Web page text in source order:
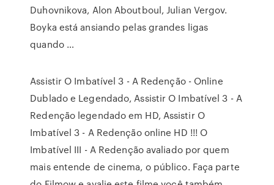
Duhovnikova, Alon Aboutboul, Julian Vergov.
Boyka está ansiando pelas grandes ligas
quando …
Assistir O Imbatível 3 - A Redenção - Online
Dublado e Legendado, Assistir O Imbatível 3 - A
Redenção legendado em HD, Assistir O
Imbatível 3 - A Redenção online HD !!! O
Imbatível III - A Redenção avaliado por quem
mais entende de cinema, o público. Faça parte